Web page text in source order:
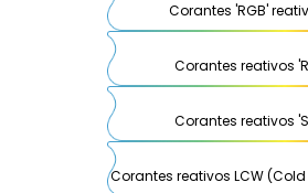
Corantes 'RGB'
Corantes reativos
Corantes reativos
Corantes reativos LCW